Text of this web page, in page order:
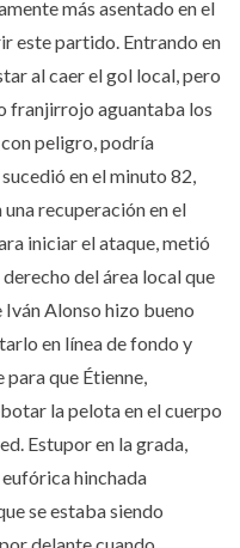
más asentado en el
este partido. Entrando en
al caer el gol local, pero
franjirrojo aguantaba los
peligro, podría
en el minuto 82,
recuperación en el
iniciar el ataque, metió
del área local que
Alonso hizo bueno
en línea de fondo y
que Étienne,
la pelota en el cuerpo
Estupor en la grada,
hinchada
se estaba siendo